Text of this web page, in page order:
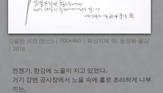
깃발만 보면 (반산) | 700×460 | 화선지에 먹, 동양화 물감
| 2018
언젠가, 한강에 노을이 지고 있었다.
거기 강변 공사장에서 노을 속에 홀로 초라하게 나부
끼는,